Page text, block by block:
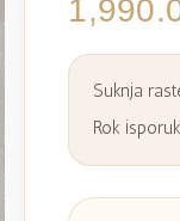
Suknja
Rok